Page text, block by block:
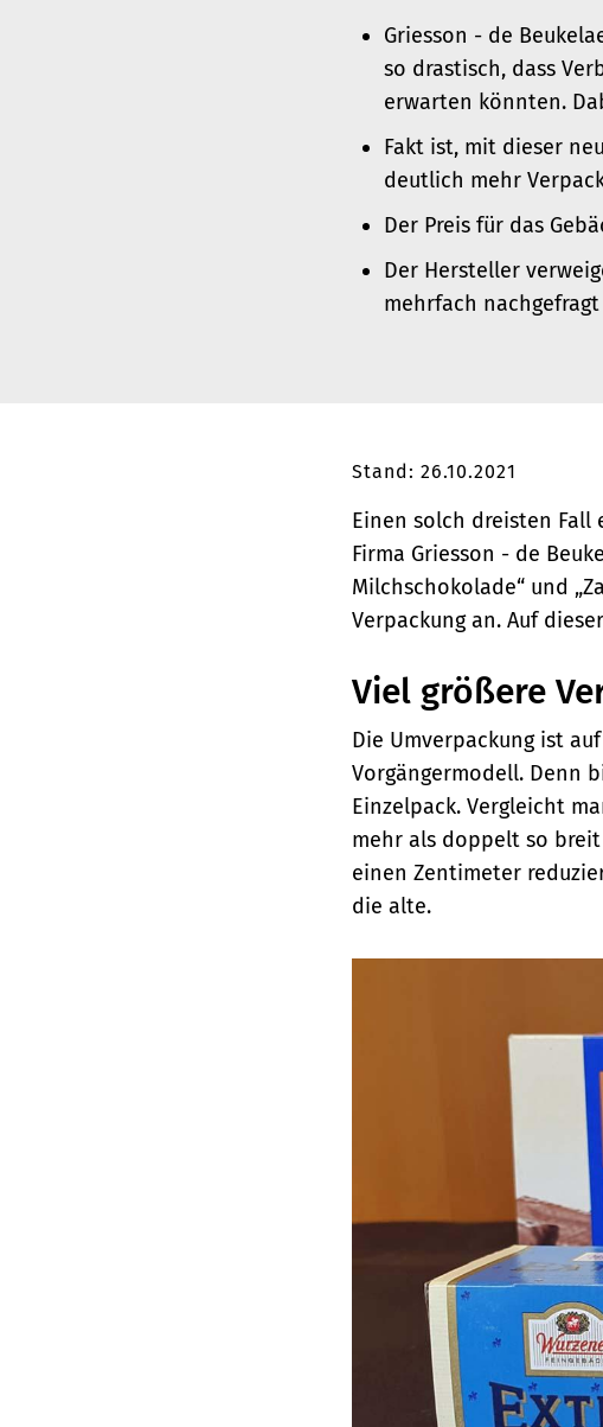
Griesson - de
so drastisch, dass
erwarten könnten.
Fakt ist, mit dieser
deutlich mehr
Der Preis für das
Der Hersteller
mehrfach
Stand: 26.10.2021
Einen solch dreisten
Firma Griesson - de
Milchschokolade“ und
Verpackung an. Auf
Viel größere
Die Umverpackung ist
Vorgängermodell. Denn
Einzelpack. Vergleicht
mehr als doppelt so
einen Zentimeter
die alte.